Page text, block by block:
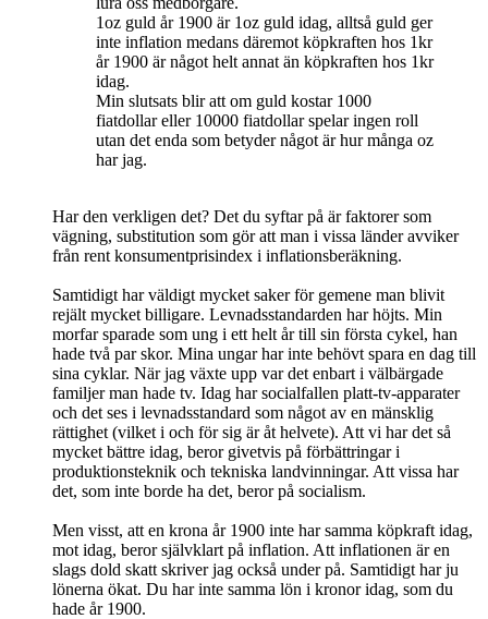
1oz guld år 1900 är 1oz guld idag, alltså guld ger
inte inflation medans däremot köpkraften hos 1kr
år 1900 är något helt annat än köpkraften hos 1kr
idag.
Min slutsats blir att om guld kostar 1000
fiatdollar eller 10000 fiatdollar spelar ingen roll
utan det enda som betyder något är hur många oz
har jag.
Har den verkligen det? Det du syftar på är faktorer som
vägning, substitution som gör att man i vissa länder avviker
från rent konsumentprisindex i inflationsberäkning.
Samtidigt har väldigt mycket saker för gemene man blivit
rejält mycket billigare. Levnadsstandarden har höjts. Min
morfar sparade som ung i ett helt år till sin första cykel, han
hade två par skor. Mina ungar har inte behövt spara en dag till
sina cyklar. När jag växte upp var det enbart i välbärgade
familjer man hade tv. Idag har socialfallen platt-tv-apparater
och det ses i levnadsstandard som något av en mänsklig
rättighet (vilket i och för sig är åt helvete). Att vi har det så
mycket bättre idag, beror givetvis på förbättringar i
produktionsteknik och tekniska landvinningar. Att vissa har
det, som inte borde ha det, beror på socialism.
Men visst, att en krona år 1900 inte har samma köpkraft idag,
mot idag, beror självklart på inflation. Att inflationen är en
slags dold skatt skriver jag också under på. Samtidigt har ju
lönerna ökat. Du har inte samma lön i kronor idag, som du
hade år 1900.